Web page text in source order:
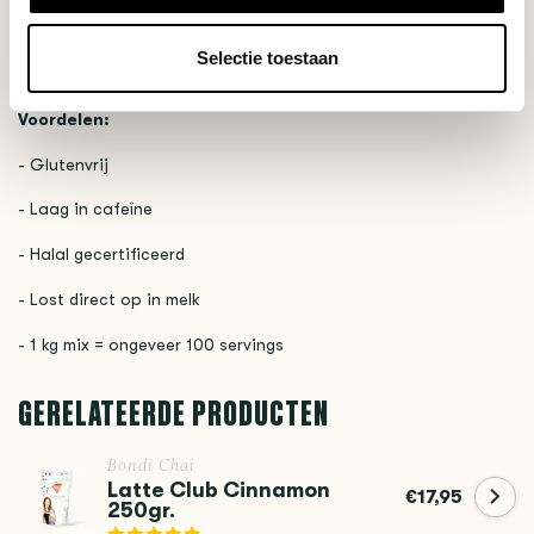
Selectie toestaan
super eenvoudig te bereiden. Heerlijk warm of verfrissend koud
met ijs. Slechts 10 gram mix is genoeg voor een perfect glas
Voordelen:
- Glutenvrij
- Laag in cafeïne
- Halal gecertificeerd
- Lost direct op in melk
- 1 kg mix = ongeveer 100 servings
GERELATEERDE PRODUCTEN
Bondi Chai
Latte Club Cinnamon
250gr.
€17,95